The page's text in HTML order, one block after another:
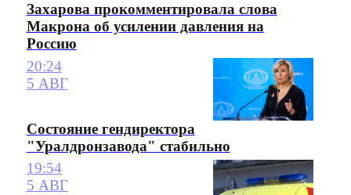
Захарова прокомментировала слова
Макрона об усилении давления на
Россию
20:24
5 АВГ
Состояние гендиректора
"Уралдронзавода" стабильно
19:54
5 АВГ